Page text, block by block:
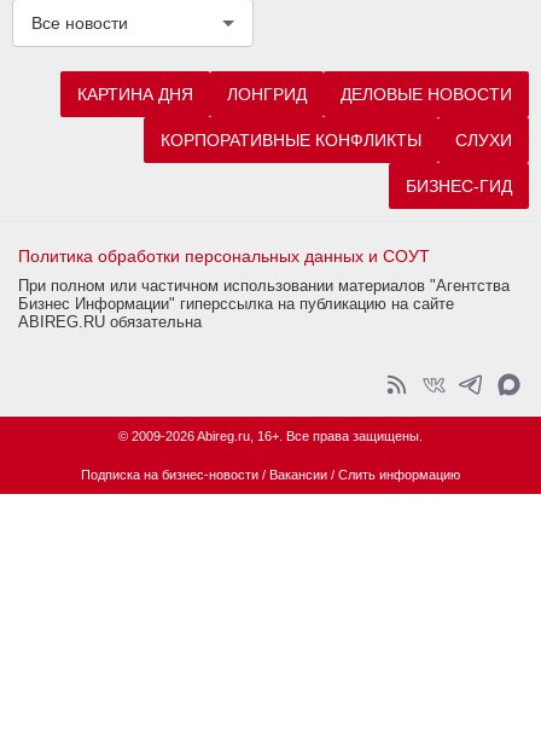
Все новости
КАРТИНА ДНЯ ЛОНГРИД ДЕЛОВЫЕ НОВОСТИ
КОРПОРАТИВНЫЕ КОНФЛИКТЫ СЛУХИ
БИЗНЕС-ГИД
Политика обработки персональных данных и СОУТ
При полном или частичном использовании материалов "Агентства
Бизнес Информации" гиперссылка на публикацию на сайте
ABIREG.RU обязательна
© 2009-2026 Abireg.ru, 16+. Все права защищены.
Подписка на бизнес-новости / Вакансии / Слить информацию